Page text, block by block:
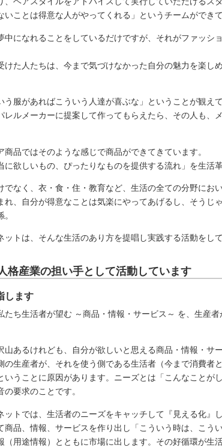
いことは得意な人がやってくれる」というチームができ
中になれることをしているだけですが、それがファッシ
けた人たちは、今まで気づけなかった自分の魅力を楽し
う服があればこういう人達が喜ぶな」ということが観えて
レルメーカーに提案して作ってもらえたら、その人も、
商品ではそのような感じで商品ができてきています。
に欲しいもの、ぴったりなものを提供する流れ」を生活
でなく、衣・食・住・教育など、生活の全ての分野にお
れ、自分が得意なことは気楽にやってあげるし、そうじ
ットは、そんな生活のあり方を提唱し実践する活動をして
格産業の担い手として活動しています
します
たち生活者が望む ～商品・情報・サービス～ を、生産
山あるけれども、自分が欲しいと思える商品・情報・サ
の生産者が、それを使う側である生活者（今まで消費者
いうことに原因があります。ニーズとは「こんなことが
要求のことです。
ットでは、生活者のニーズをキャッチして『見える化
商品、情報、サービスを作り出し「こういう時は、こう
（用途情報）とともに市場に出します。その好循環が生